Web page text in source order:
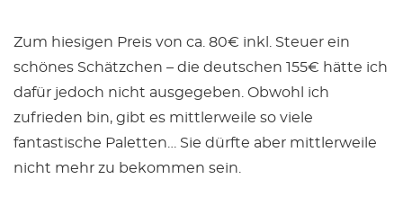
Zum hiesigen Preis von ca. 80€ inkl. Steuer ein
schönes Schätzchen – die deutschen 155€ hätte ich
dafür jedoch nicht ausgegeben. Obwohl ich
zufrieden bin, gibt es mittlerweile so viele
fantastische Paletten… Sie dürfte aber mittlerweile
nicht mehr zu bekommen sein.